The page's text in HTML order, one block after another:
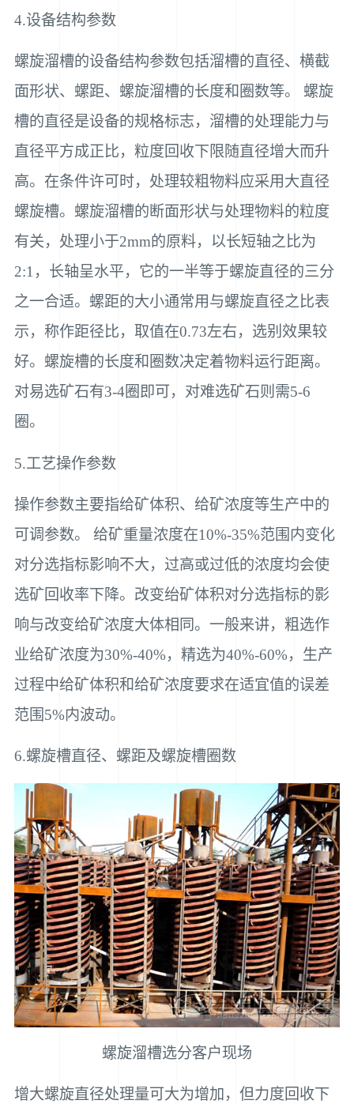
4.设备结构参数
螺旋溜槽的设备结构参数包括溜槽的直径、横截
面形状、螺距、螺旋溜槽的长度和圈数等。 螺旋
槽的直径是设备的规格标志，溜槽的处理能力与
直径平方成正比，粒度回收下限随直径增大而升
高。在条件许可时，处理较粗物料应采用大直径
螺旋槽。螺旋溜槽的断面形状与处理物料的粒度
有关，处理小于2mm的原料，以长短轴之比为
2:1，长轴呈水平，它的一半等于螺旋直径的三分
之一合适。螺距的大小通常用与螺旋直径之比表
示，称作距径比，取值在0.73左右，选别效果较
好。螺旋槽的长度和圈数决定着物料运行距离。
对易选矿石有3-4圈即可，对难选矿石则需5-6
圈。
5.工艺操作参数
操作参数主要指给矿体积、给矿浓度等生产中的
可调参数。 给矿重量浓度在10%-35%范围内变化
对分选指标影响不大，过高或过低的浓度均会使
选矿回收率下降。改变绐矿体积对分选指标的影
响与改变给矿浓度大体相同。一般来讲，粗选作
业给矿浓度为30%-40%，精选为40%-60%，生产
过程中给矿体积和给矿浓度要求在适宜值的误差
范围5%内波动。
6.螺旋槽直径、螺距及螺旋槽圈数
螺旋溜槽选分客户现场
增大螺旋直径处理量可大为增加，但力度回收下